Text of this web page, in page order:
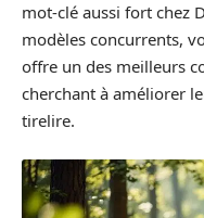
mot-clé aussi fort chez
modèles concurrents,
offre un des meilleurs
cherchant à améliorer
tirelire.